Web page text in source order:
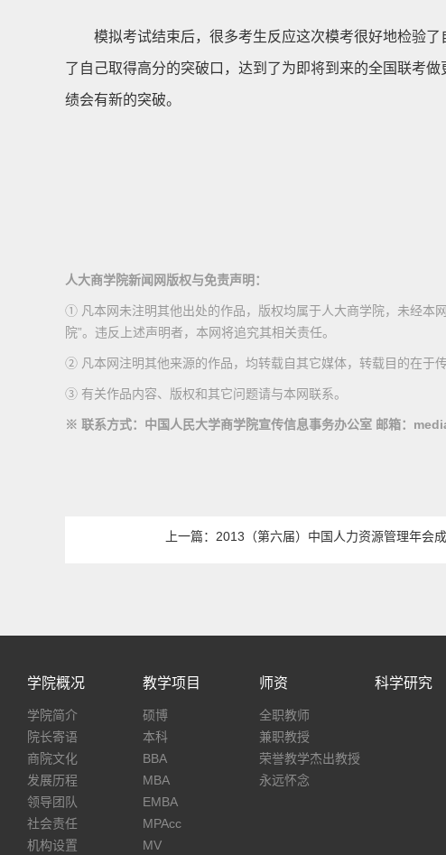
模拟考试结束后，很多考生反应这次模考很好地检验
了自己取得高分的突破口，达到了为即将到来的全国联考
绩会有新的突破。
人大商学院新闻网版权与免责声明：
① 凡本网未注明其他出处的作品，版权均属于人大商学院，未经本
院”。违反上述声明者，本网将追究其相关责任。
② 凡本网注明其他来源的作品，均转载自其它媒体，转载目的在于
③ 有关作品内容、版权和其它问题请与本网联系。
※ 联系方式：中国人民大学商学院宣传信息事务办公室 邮箱：
上一篇：2013（第六届）中国人力资源管理年会
学院概况
学院简介
院长寄语
商院文化
发展历程
领导团队
社会责任
机构设置
教学项目
硕博
本科
BBA
MBA
EMBA
MPAcc
MV
师资
全职教师
兼职教授
荣誉教学杰出教授
永远怀念
科学研究